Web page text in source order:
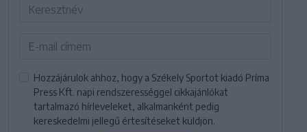
Hozzájárulok ahhoz, hogy a Székely Sportot kiadó Príma
Press Kft. napi rendszerességgel cikkajánlókat
tartalmazó hírleveleket, alkalmanként pedig
kereskedelmi jellegű értesítéseket küldjön.